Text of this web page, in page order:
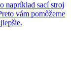
napríklad sací stroj
vám pomôžeme